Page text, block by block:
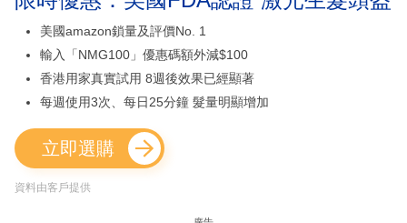
美國amazon鎖量及評價No. 1
輸入「NMG100」優惠碼額外減$100
香港用家真實試用 8週後效果已經顯著
每週使用3次、每日25分鐘 髮量明顯增加
立即選購
資料由客戶提供